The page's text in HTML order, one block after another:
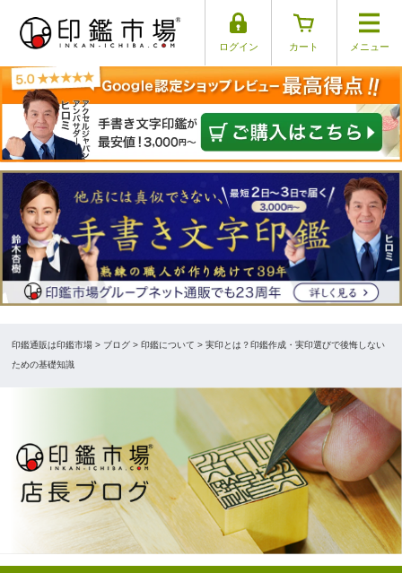
ログイン カート メニュー
印鑑通販は印鑑市場 > ブログ > 印鑑について > 実印とは？印鑑作成・実印選びで後悔しない
ための基礎知識